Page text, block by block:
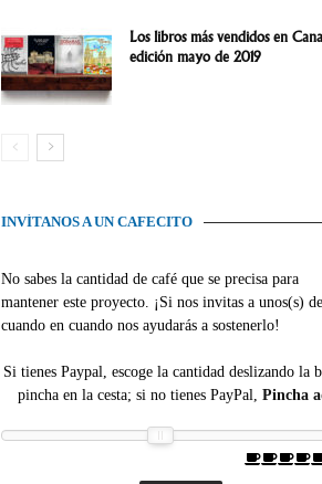
Los libros más vendidos en
edición mayo de 2019
INVÍTANOS A UN CAFECITO
No sabes la cantidad de café que se precisa para
mantener este proyecto. ¡Si nos invitas a unos(s) de
cuando en cuando nos ayudarás a sostenerlo!
Si tienes Paypal, escoge la cantidad deslizando la
pincha en la cesta; si no tienes PayPal, Pincha